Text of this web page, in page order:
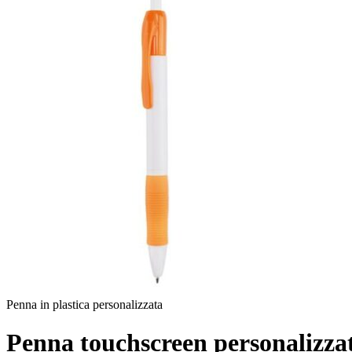
Penna in plastica personalizzata
Penna touchscreen